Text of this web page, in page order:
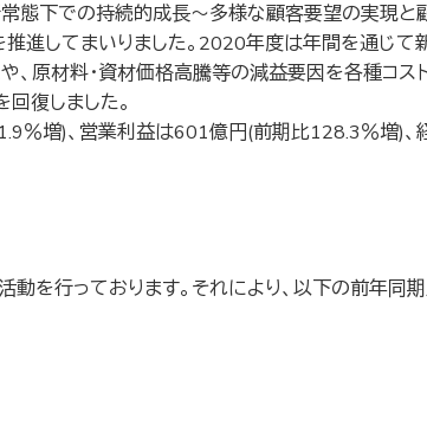
態下での持続的成長～多様な顧客要望の実現と
進してまいりました。2020年度は年間を通じ
原材料・資材価格高騰等の減益要因を各種コス
復しました。
％増)、営業利益は601億円(前期比128.3％増)
行っております。それにより、以下の前年同